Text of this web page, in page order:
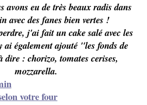
avons eu de très beaux radis dans
avec des fanes bien vertes !
j'ai fait un cake salé avec les
ai également ajouté "les fonds de
: chorizo, tomates cerises,
mozzarella.
votre four